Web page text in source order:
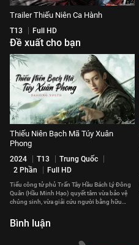
Trailer Thiếu Niên Ca Hành
T13 Full HD
Đề xuất cho bạn
Thiếu Niên Bạch Mã Túy Xuân
Phong
2024 T13
Trung Quốc
2 Phần
Full HD
Tiểu công tử phủ Trấn Tây Hầu Bách Lý Đông
Quân (Hầu Minh Hạo) quyết tâm vừa bảo vệ
chúng sinh, vừa giải cứu người bằng hữu
Bình luận